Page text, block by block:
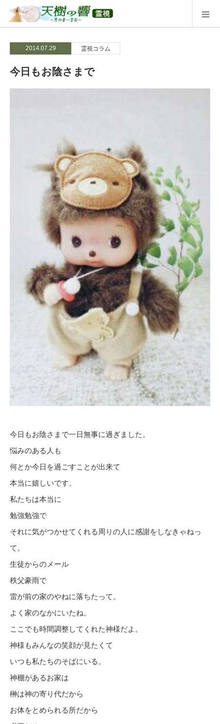
2014.07.29 霊視コラム
今日もお陰さまで
今日もお陰さまで一日無事に過ぎました。
悩みのある人も
何とか今日を過ごすことが出来て
本当に嬉しいです。
私たちは本当に
勉強勉強で
それに気がつかせてくれる周りの人に感謝をしなきゃねっ
て。
生徒からのメール
秩父豪雨で
雷が前の家のやねに落ちたって。
よく家のなかにいたね。
ここでも時間調整してくれた神様だよ。
神様もみんなの笑顔が見たくて
いつも私たちのそばにいる。
神棚があるお家は
榊は神の寄り代だから
お体をとめられる所だから